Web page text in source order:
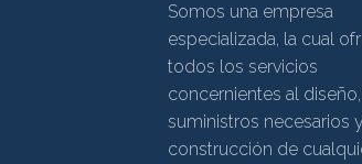
Somos una empresa
especializada, la cual
todos los servicios
concernientes al
suministros necesarios
construcción de